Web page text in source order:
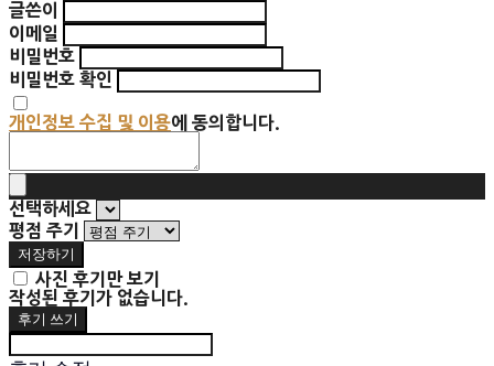
글쓴이
이메일
비밀번호
비밀번호 확인
개인정보 수집 및 이용에 동의합니다.
선택하세요
평점 주기
저장하기
사진 후기만 보기
작성된 후기가 없습니다.
후기 쓰기